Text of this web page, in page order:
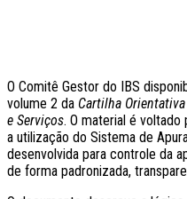
O Comitê Gestor do IBS
volume 2 da Cartilha
e Serviços. O material é
a utilização do Sistema de
desenvolvida para controle da
de forma padronizada,